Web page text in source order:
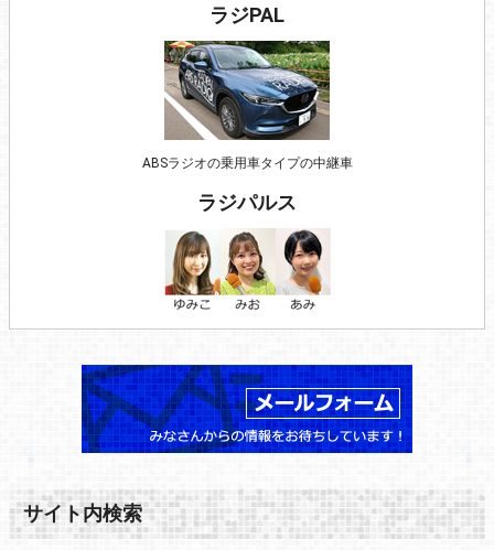
ラジPAL
ABSラジオの乗用車タイプの中継車
ラジパルス
サイト内検索